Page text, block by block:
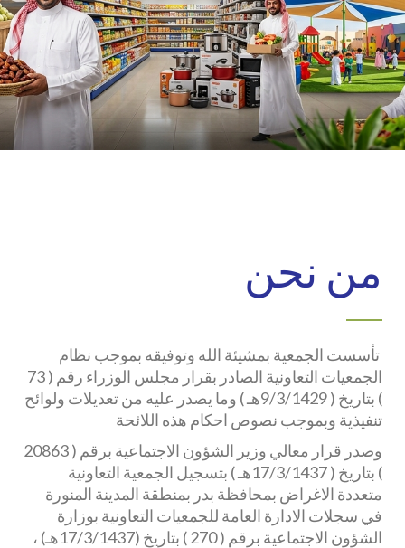
من نحن
تأسست الجمعية بمشيئة الله وتوفيقه بموجب نظام
الجمعيات التعاونية الصادر بقرار مجلس الوزراء رقم ( 73
) بتاريخ ( 9/3/1429هـ ) وما يصدر عليه من تعديلات ولوائح
تنفيذية وبموجب نصوص احكام هذه اللائحة
وصدر قرار معالي وزير الشؤون الاجتماعية برقم ( 20863
) بتاريخ ( 17/3/1437هـ ) بتسجيل الجمعية التعاونية
متعددة الاغراض بمحافظة بدر بمنطقة المدينة المنورة
في سجلات الادارة العامة للجمعيات التعاونية بوزارة
الشؤون الاجتماعية برقم ( 270 ) بتاريخ (17/3/1437هـ) ،